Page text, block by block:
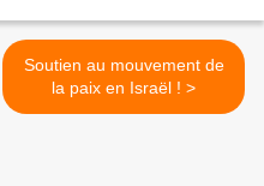
Soutien au mouvement de
la paix en Israël ! >